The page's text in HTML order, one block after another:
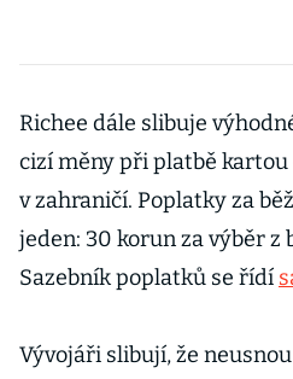
Richee dále slibuje
cizí měny při platbě
v zahraničí. Poplatky za
jeden: 30 korun za výběr z
Sazebník poplatků se řídí
Vývojáři slibují, že